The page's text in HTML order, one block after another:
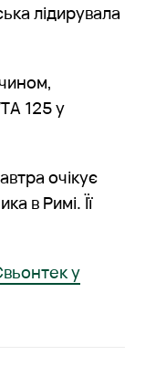
лідирувала
125 у
очікує
в Римі. Її
у